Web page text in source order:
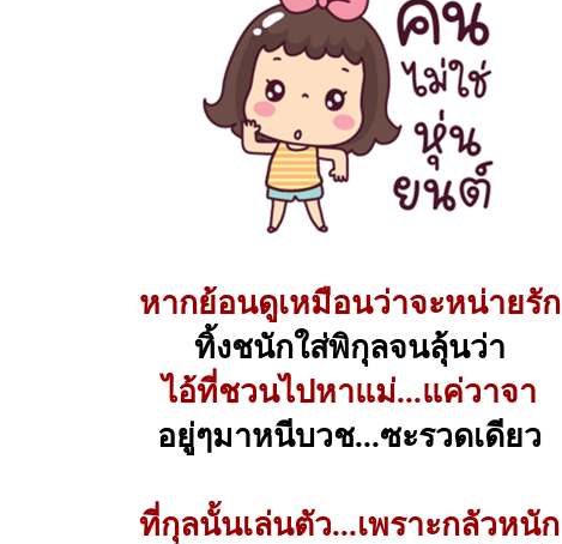
หากย้อนดูเหมือนว่าจะหน่ายรัก
ทิ้งชนักใส่พิกุลจนลุ้นว่า
ไอ้ที่ชวนไปหาแม่...แค่วาจา
อยู่ๆมาหนีบวช...ซะรวดเดียว
ที่กุลนั้นเล่นตัว...เพราะกลัวหนัก